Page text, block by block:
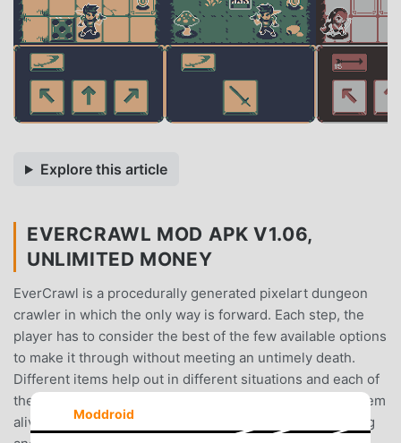
Explore this article
EVERCRAWL MOD APK V1.06,
UNLIMITED MONEY
EverCrawl is a procedurally generated pixelart dungeon
crawler in which the only way is forward. Each step, the
player has to consider the best of the few available options
to make it through without meeting an untimely death.
Different items help out in different situations and each of
the various player classes have a unique skill to keep them
alive and moving forward.EverCrawl is a very challenging
Moddroid